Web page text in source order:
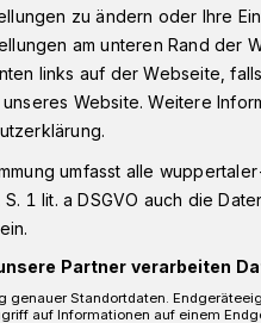
des Ronsdorfer
des offenen
Kirche.
zu ändern oder Ihre
am unteren Rand
links auf der Webseite,
Website. Weitere
umfasst alle
1 lit. a DSGVO auch die
Partner verarbeiten
genauer Standortdaten.
auf Informationen auf einem